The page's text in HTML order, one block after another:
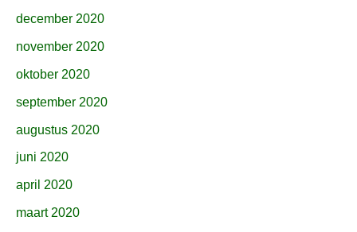
december 2020
november 2020
oktober 2020
september 2020
augustus 2020
juni 2020
april 2020
maart 2020